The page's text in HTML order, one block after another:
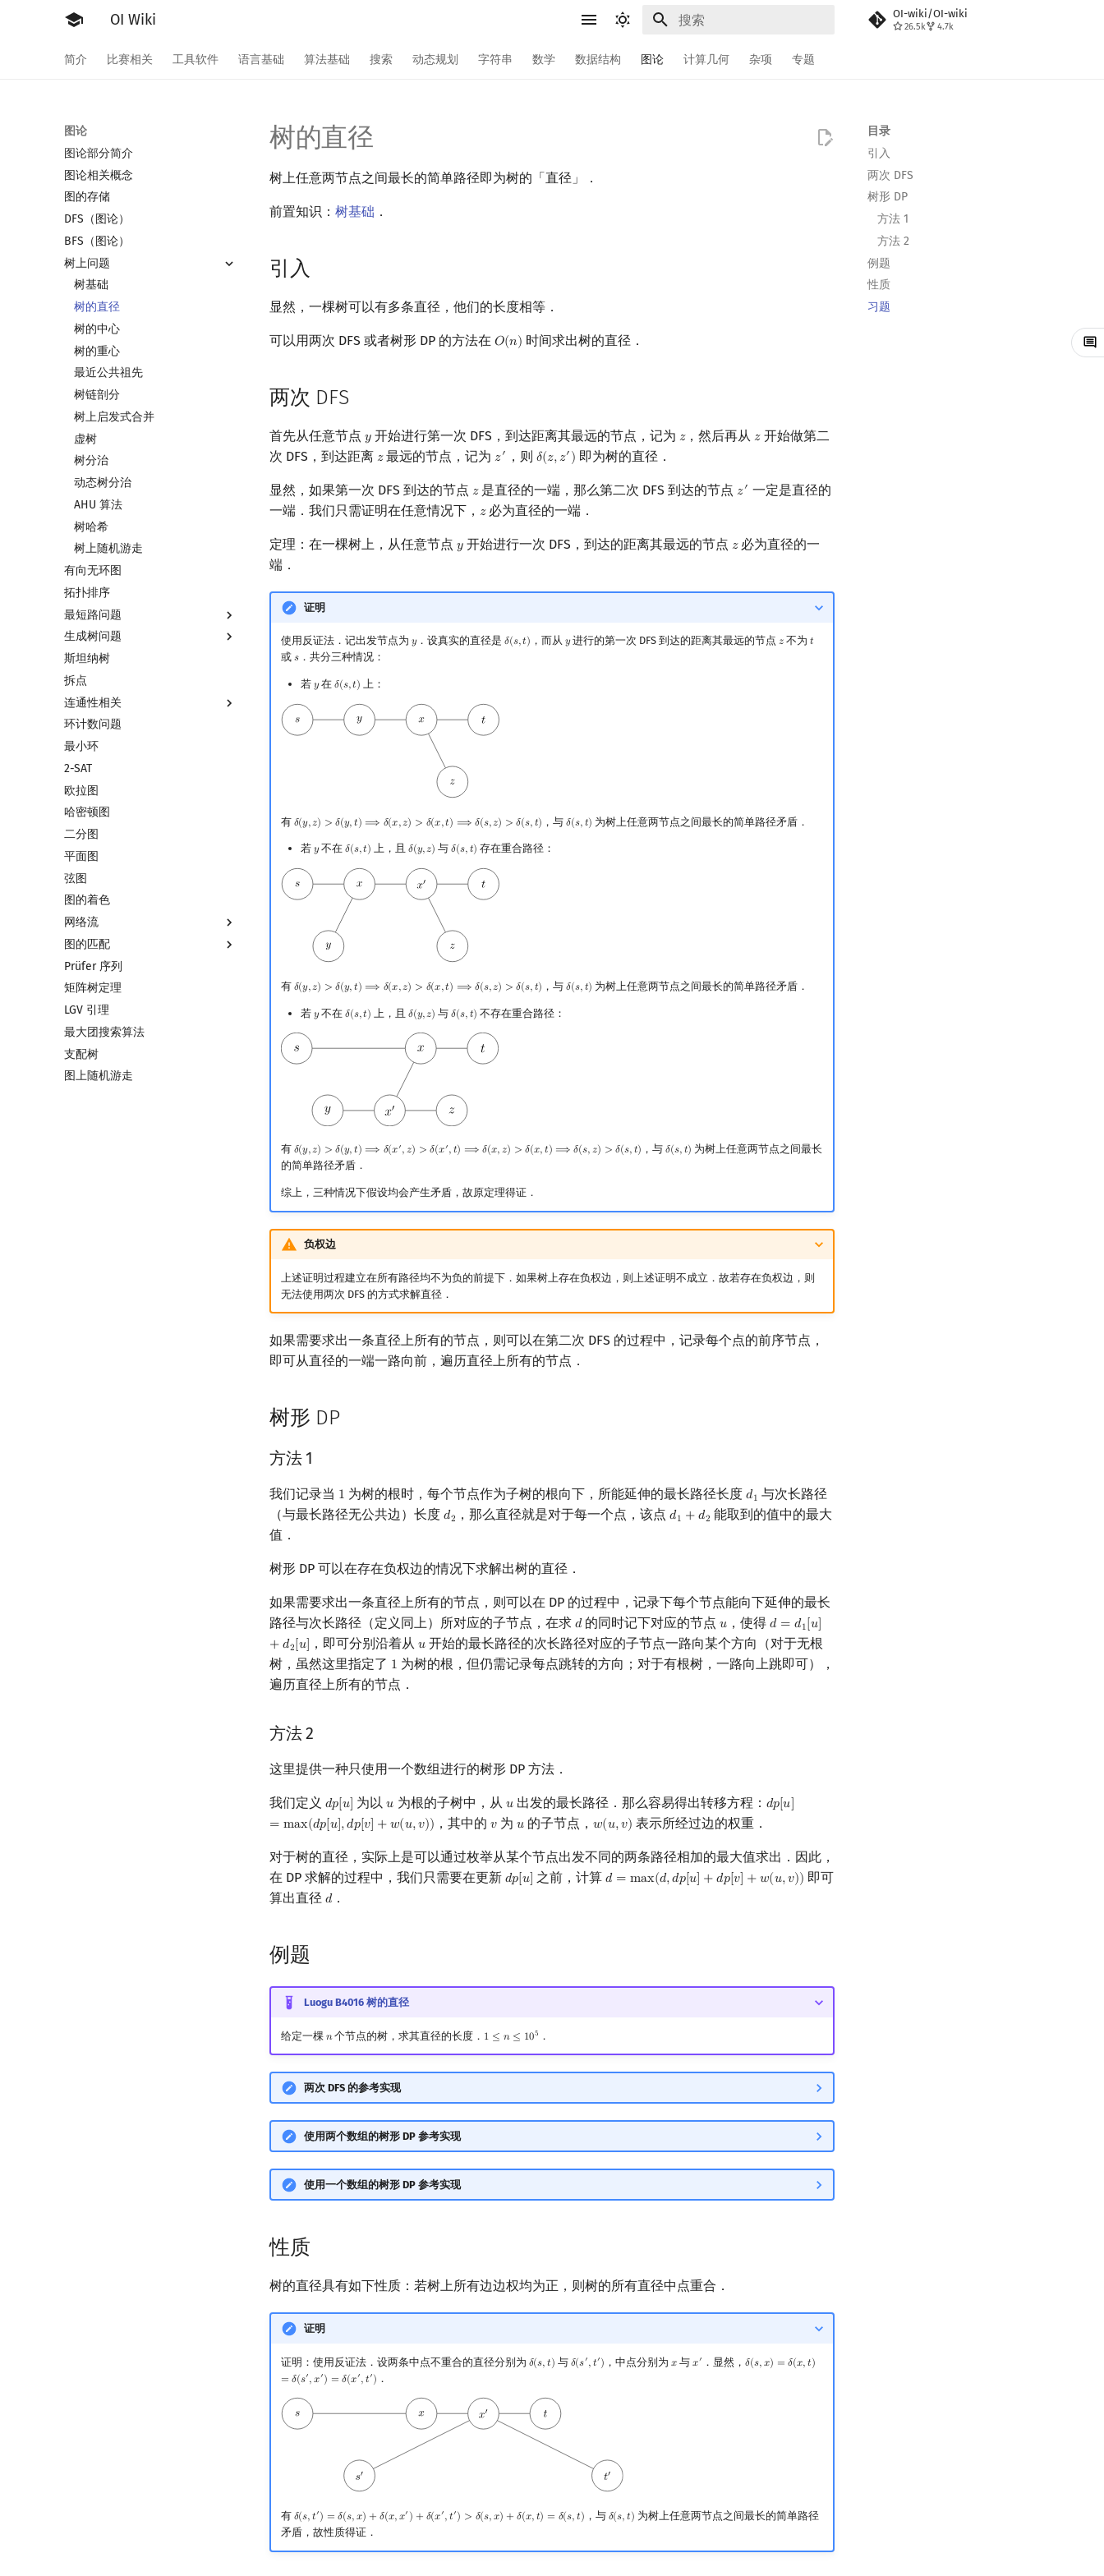
OI Wiki OI-wiki/OI-wiki
26.5k 4.7k
简介 比赛相关 工具软件 语言基础 算法基础 搜索 动态规划 字符串 数学 数据结构 图论 计算几何 杂项 专题
图论
图论部分简介
图论相关概念
图的存储
DFS（图论）
BFS（图论）
树上问题
树基础
树的直径
树的中心
树的重心
最近公共祖先
树链剖分
树上启发式合并
虚树
树分治
动态树分治
AHU 算法
树哈希
树上随机游走
有向无环图
拓扑排序
最短路问题
最短路
差分约束
k 短路
同余最短路
生成树问题
最小生成树
最小树形图
最小直径生成树
斯坦纳树
拆点
连通性相关
强连通分量
双连通分量
割点和桥
圆方树
点/边连通度
环计数问题
最小环
2-SAT
欧拉图
哈密顿图
二分图
平面图
弦图
图的着色
网络流
网络流简介
最大流
最小割
费用流
上下界网络流
Stoer–Wagner 算法
图的匹配
图匹配
二分图最大匹配
二分图最大权匹配
一般图最大匹配
一般图最大权匹配
稳定匹配
Prüfer 序列
矩阵树定理
LGV 引理
最大团搜索算法
支配树
图上随机游走
目录
引入
两次 DFS
树形 DP
方法 1
方法 2
例题
性质
习题
树的直径
树上任意两节点之间最长的简单路径即为树的「直径」．
前置知识： 树基础 ．
引入
显然，一棵树可以有多条直径，他们的长度相等．
可以用两次 DFS 或者树形 DP 的方法在 𝑂(𝑛)
O(n) 时间求出树的直径．
两次 DFS
首先从任意节点 𝑦
y开始进行第一次 DFS，到达距离其最远的节点，记为 𝑧
z，然后再从𝑧
z开始做第二
次 DFS，到达距离 𝑧
z最远的节点，记为𝑧′
z′ ，则 𝛿(𝑧,𝑧′)
δ(z,z′) 即为树的直径．
显然，如果第一次 DFS 到达的节点 𝑧
z是直径的一端，那么第二次 DFS 到达的节点𝑧′
z′ 一定是直径的
一端．我们只需证明在任意情况下， 𝑧
z必为直径的一端．
定理：在一棵树上，从任意节点 𝑦
y开始进行一次 DFS，到达的距离其最远的节点 𝑧
z必为直径的一
端．
证明
使用反证法．记出发节点为 𝑦
y．设真实的直径是 𝛿(𝑠,𝑡)
δ(s,t) ，而从 𝑦
y进行的第一次 DFS 到达的距离其最远的节点𝑧
z 不为 𝑡t
或 𝑠
s．共分三种情况：
若 𝑦
y在 𝛿(𝑠,𝑡)
δ(s,t) 上：
有 𝛿(𝑦,𝑧) > 𝛿(𝑦,𝑡) ⟹ 𝛿(𝑥,𝑧) > 𝛿(𝑥,𝑡) ⟹ 𝛿(𝑠,𝑧) > 𝛿(𝑠,𝑡)
δ(y,z)> δ(y,t)⟹δ (x,z )>δ(x,t) ⟹δ(s,z)> δ(s, t) ，与𝛿(𝑠,𝑡)
δ(s, t) 为树上任意两节点之间最长的简单路径矛盾．
若 𝑦
y不在 𝛿(𝑠,𝑡)
δ(s,t) 上，且 𝛿(𝑦,𝑧)
δ(y,z) 与𝛿(𝑠,𝑡)
δ(s, t) 存在重合路径：
有 𝛿(𝑦,𝑧) > 𝛿(𝑦,𝑡) ⟹ 𝛿(𝑥,𝑧) > 𝛿(𝑥,𝑡) ⟹ 𝛿(𝑠,𝑧) > 𝛿(𝑠,𝑡)
δ(y,z)> δ(y,t)⟹δ (x,z )>δ(x,t) ⟹δ(s,z)> δ(s, t) ，与𝛿(𝑠,𝑡)
δ(s, t) 为树上任意两节点之间最长的简单路径矛盾．
若 𝑦
y不在 𝛿(𝑠,𝑡)
δ(s,t) 上，且 𝛿(𝑦,𝑧)
δ(y,z) 与𝛿(𝑠,𝑡)
δ(s, t) 不存在重合路径：
有 𝛿(𝑦,𝑧) > 𝛿(𝑦,𝑡) ⟹ 𝛿(𝑥′,𝑧) > 𝛿(𝑥′,𝑡) ⟹ 𝛿(𝑥,𝑧) > 𝛿(𝑥,𝑡) ⟹ 𝛿(𝑠,𝑧) > 𝛿(𝑠,𝑡)
δ(y,z)> δ(y,t)⟹δ (x′,z )>δ( x ′,t) ⟹δ(x, z )> δ(x,t )⟹δ(s ,z) >δ(s ,t) ，与𝛿(𝑠,𝑡)
δ(s, t) 为树上任意两节点之间最长
的简单路径矛盾．
综上，三种情况下假设均会产生矛盾，故原定理得证．
负权边
上述证明过程建立在所有路径均不为负的前提下．如果树上存在负权边，则上述证明不成立．故若存在负权边，则
无法使用两次 DFS 的方式求解直径．
如果需要求出一条直径上所有的节点，则可以在第二次 DFS 的过程中，记录每个点的前序节点，
即可从直径的一端一路向前，遍历直径上所有的节点．
树形 DP
方法 1
我们记录当 1
1 为树的根时，每个节点作为子树的根向下，所能延伸的最长路径长度 𝑑1
d1 与次长路径
（与最长路径无公共边）长度 𝑑2
d2 ，那么直径就是对于每一个点，该点𝑑1 +𝑑2
d1 +d2 能取到的值中的最大
值．
树形 DP 可以在存在负权边的情况下求解出树的直径．
如果需要求出一条直径上所有的节点，则可以在 DP 的过程中，记录下每个节点能向下延伸的最长
路径与次长路径（定义同上）所对应的子节点，在求 𝑑
d的同时记下对应的节点𝑢
u ，使得𝑑 = 𝑑1[𝑢]
+𝑑2[𝑢]
d =d 1[u]+
，即可分别沿着从𝑢
u 开始的最长路径的次长路径对应的子节点一路向某个方向（对于无根
树，虽然这里指定了 1
1 为树的根，但仍需记录每点跳转的方向；对于有根树，一路向上跳即可），
遍历直径上所有的节点．
方法 2
这里提供一种只使用一个数组进行的树形 DP 方法．
我们定义 𝑑𝑝[𝑢]
dp[u 为以𝑢
u 为根的子树中，从 𝑢
u出发的最长路径．那么容易得出转移方程： 𝑑𝑝[𝑢]
= max(𝑑𝑝[𝑢],𝑑𝑝[𝑣] +𝑤(𝑢,𝑣))
dp[u
，其中的 𝑣
v为 𝑢
u的子节点， 𝑤(𝑢,𝑣)
w(u,v) 表示所经过边的权重．
对于树的直径，实际上是可以通过枚举从某个节点出发不同的两条路径相加的最大值求出．因此，
在 DP 求解的过程中，我们只需要在更新 𝑑𝑝[𝑢]
dp[u ]之前，计算𝑑 = max(𝑑,𝑑𝑝[𝑢] +𝑑𝑝[𝑣] +𝑤(𝑢,𝑣))
d =max(d,dp[u]+ dp[v]+w (u ,v))
即可
算出直径 𝑑
d．
例题
Luogu B4016 树的直径
给定一棵 𝑛
n个节点的树，求其直径的长度． 1 ≤ 𝑛 ≤ 105
1 ≤n ≤105 ．
两次 DFS 的参考实现
使用两个数组的树形 DP 参考实现
使用一个数组的树形 DP 参考实现
性质
树的直径具有如下性质：若树上所有边边权均为正，则树的所有直径中点重合．
证明
证明：使用反证法．设两条中点不重合的直径分别为 𝛿(𝑠,𝑡)
δ(s, t) 与 𝛿(𝑠′,𝑡′)
δ(s′ ,t′) ，中点分别为 𝑥
x 与𝑥′
x′ ．显然，𝛿(𝑠,𝑥) = 𝛿(𝑥,𝑡)
= 𝛿(𝑠′,𝑥′) = 𝛿(𝑥′,𝑡′)
δ(s, x)= δ(x,t)=δ(s
．
有 𝛿(𝑠,𝑡′) = 𝛿(𝑠,𝑥) + 𝛿(𝑥,𝑥′ ) + 𝛿(𝑥′,𝑡′) > 𝛿(𝑠,𝑥) + 𝛿(𝑥,𝑡) = 𝛿(𝑠,𝑡)
δ(s, t′) = δ(s,x)+ δ(x ,x′ )+δ(x′,t ′) >δ (s,x) +δ (x ,t) =δ(s ,t) ，与 𝛿(𝑠,𝑡)
δ(s, t) 为树上任意两节点之间最长的简单路径
矛盾，故性质得证．